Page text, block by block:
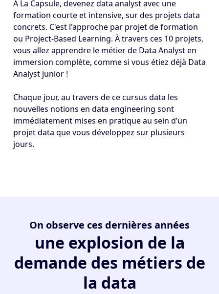
À La Capsule, devenez data analyst avec une
formation courte et intensive, sur des projets data
concrets. C'est l'approche par projet de formation
ou Project-Based Learning. À travers ces 10 projets,
vous allez apprendre le métier de Data Analyst en
immersion complète, comme si vous étiez déjà Data
Analyst junior !
Chaque jour, au travers de ce cursus data les
nouvelles notions en data engineering sont
immédiatement mises en pratique au sein d’un
projet data que vous développez sur plusieurs
jours.
On observe ces dernières années
une explosion de la
demande des métiers de
la data